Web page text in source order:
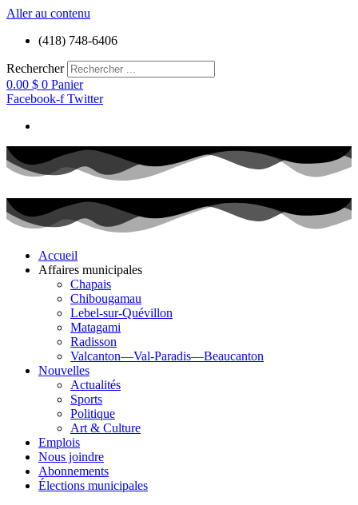
Aller au contenu
(418) 748-6406
Rechercher
0.00 $ 0 Panier
Facebook-f Twitter
Accueil
Affaires municipales
Chapais
Chibougamau
Lebel-sur-Quévillon
Matagami
Radisson
Valcanton—Val-Paradis—Beaucanton
Nouvelles
Actualités
Sports
Politique
Art & Culture
Emplois
Nous joindre
Abonnements
Élections municipales